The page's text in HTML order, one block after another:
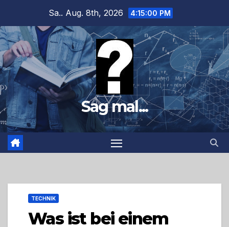
springen
Sa.. Aug. 8th, 2026 4:15:01 PM
Sag mal...
TECHNIK
Was ist bei einem